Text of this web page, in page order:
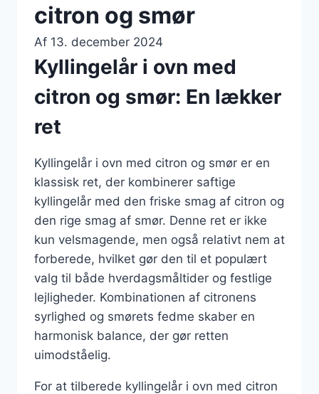
citron og smør
Af 13. december 2024
Kyllingelår i ovn med
citron og smør: En lækker
ret
Kyllingelår i ovn med citron og smør er en
klassisk ret, der kombinerer saftige
kyllingelår med den friske smag af citron og
den rige smag af smør. Denne ret er ikke
kun velsmagende, men også relativt nem at
forberede, hvilket gør den til et populært
valg til både hverdagsmåltider og festlige
lejligheder. Kombinationen af citronens
syrlighed og smørets fedme skaber en
harmonisk balance, der gør retten
uimodståelig.
For at tilberede kyllingelår i ovn med citron